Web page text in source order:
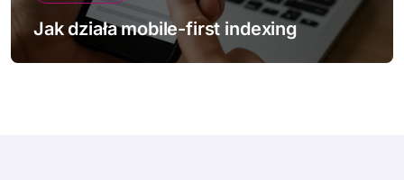
Jak działa mobile-first indexing